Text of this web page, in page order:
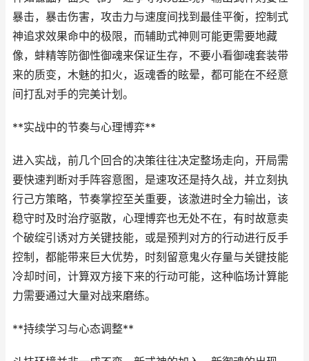
暴击，暴击伤害，攻击力与速度间找到最佳平衡，控制式
神追求效果命中的极限，而辅助式神则可能更需要地藏
像，蚌精等防御性御魂来保证生存，不要小看御魂套装带
来的质变，木魅的扣火，返魂香的眩晕，都可能在不经意
间打乱对手的完美计划。
**实战中的节奏与心理博弈**
进入实战，前几个回合的决策往往决定整场走向，开局需
要快速判断对手阵容意图，是速攻还是持久战，并立刻执
行己方策略，节奏掌控至关重要，该激进时全力输出，该
稳守时及时治疗驱散，心理博弈也无处不在，有时故意卖
个破绽引诱对方关键技能，或是预判对方的行动进行反手
控制，都能带来巨大优势，时刻留意鬼火存量与关键技能
冷却时间，计算双方接下来的行动可能，这种临场计算能
力需要通过大量对战来磨练。
**持续学习与心态调整**